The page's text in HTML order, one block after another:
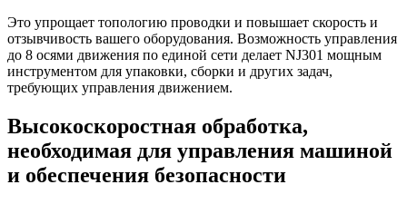
Это упрощает топологию проводки и повышает скорость и
отзывчивость вашего оборудования. Возможность управления
до 8 осями движения по единой сети делает NJ301 мощным
инструментом для упаковки, сборки и других задач,
требующих управления движением.
Высокоскоростная обработка,
необходимая для управления машиной
и обеспечения безопасности